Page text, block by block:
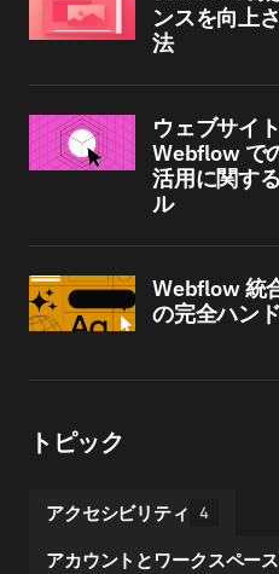
ンスを向上
法
ウェブサイ
Webflow で
活用に関す
ル
Webflow 統
の完全ハン
トピック
アクセシビリティ 4
アカウントとワークスペース